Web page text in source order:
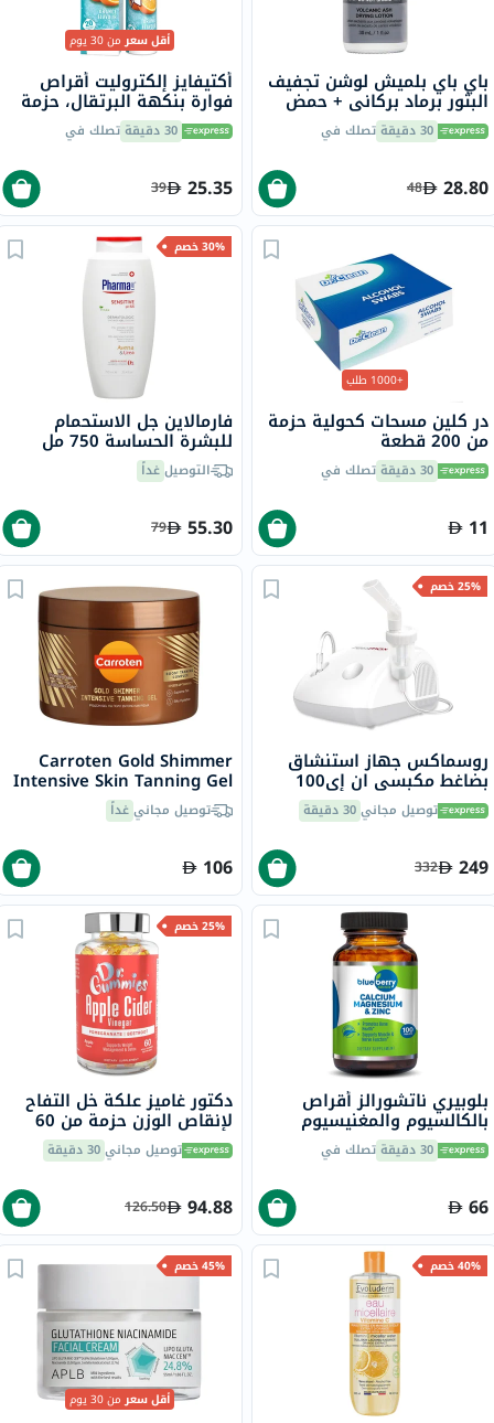
باي باي بلميش لوشن تجفيف
البثور برماد بركاني + حمض
الساليسيليك، 30 مل
30 دقيقة تصلك في
28.80
48
أقل سعرمن 30 يوم
أكتيفايز إلكتروليت أقراص
فوارة بنكهة البرتقال، حزمة
من 20 30 دقيقة تصلك في
25.35
39
+1000 طلب
در كلين مسحات كحولية حزمة
من 200 قطعة
30 دقيقة تصلك في
11
30% خصم
فارمالاين جل الاستحمام
للبشرة الحساسة 750 مل
التوصيلغداً
55.30
79
25% خصم
روسماكس جهاز استنشاق
بضاغط مكبسي ان إي100
للعناية بالجهاز التنفسي
توصيل مجاني30 دقيقة
249
332
Carroten Gold Shimmer
Intensive Skin Tanning Gel
150mlتوصيل مجانيغداً
106
بلوبيري ناتشورالز أقراص
بالكالسيوم والمغنيسيوم
والزنك، 100 قطعة30 دقيقة تصلك في
66
25% خصم
دكتور غاميز علكة خل التفاح
لإنقاص الوزن حزمة من 60
توصيل مجاني30 دقيقة
94.88
126.50
40% خصم 45% خصم
أقل سعرمن 30 يوم